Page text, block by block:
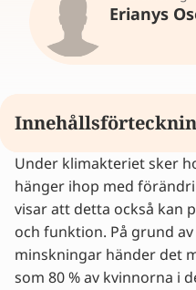
Erianys
Hormonernas roll i
Vad händer med din
Vad kan du själv göra
Behandlingar för att
Lindra dina
Tips & råd från
Under klimakteriet sker
hänger ihop med
visar att detta också kan
och funktion. På grund
minskningar händer det
som 80 % av kvinnorna i